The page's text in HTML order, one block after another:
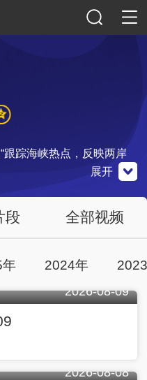
跟踪海峡热点，反映两岸
展开
段 全部视频
2024年
2026-08-09
2026-08-08